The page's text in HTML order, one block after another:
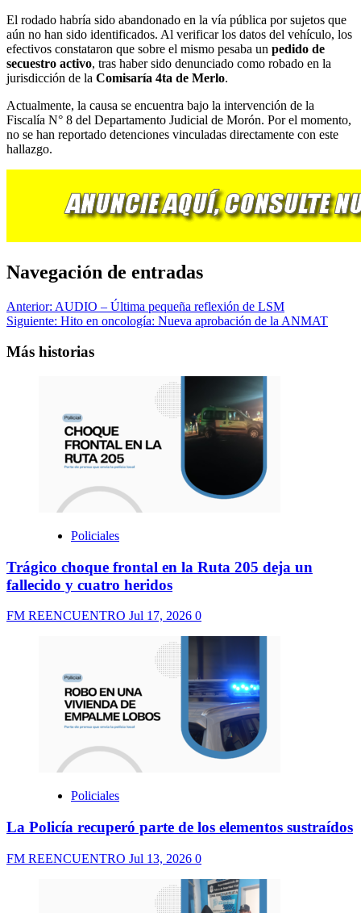
​El rodado habría sido abandonado en la vía pública por sujetos que
aún no han sido identificados. Al verificar los datos del vehículo, los
efectivos constataron que sobre el mismo pesaba un pedido de
secuestro activo, tras haber sido denunciado como robado en la
jurisdicción de la Comisaría 4ta de Merlo.
​Actualmente, la causa se encuentra bajo la intervención de la
Fiscalía N° 8 del Departamento Judicial de Morón. Por el momento,
no se han reportado detenciones vinculadas directamente con este
hallazgo.
Navegación de entradas
Anterior: AUDIO – Última pequeña reflexión de LSM
Siguiente: Hito en oncología: Nueva aprobación de la ANMAT
Más historias
Policiales
Trágico choque frontal en la Ruta 205 deja un
fallecido y cuatro heridos
FM REENCUENTRO Jul 17, 2026 0
Policiales
La Policía recuperó parte de los elementos sustraídos
FM REENCUENTRO Jul 13, 2026 0